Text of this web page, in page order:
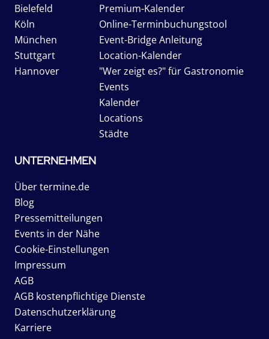
Bielefeld
Köln
München
Stuttgart
Hannover
Premium-Kalender
Online-Terminbuchungstool
Event-Bridge Anleitung
Location-Kalender
"Wer zeigt es?" für Gastronomie
Events
Kalender
Locations
Städte
UNTERNEHMEN
Über termine.de
Blog
Pressemitteilungen
Events in der Nähe
Cookie-Einstellungen
Impressum
AGB
AGB kostenpflichtige Dienste
Datenschutzerklärung
Karriere